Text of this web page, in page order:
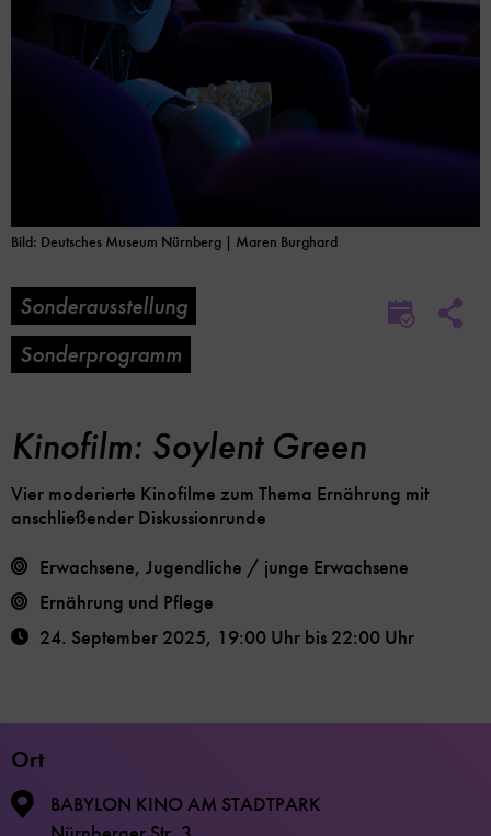
Bild: Deutsches Museum Nürnberg | Maren Burghard
Sonderausstellung
Sonderprogramm
Kinofilm: Soylent Green
Vier moderierte Kinofilme zum Thema Ernährung mit
anschließender Diskussionrunde
Erwachsene, Jugendliche / junge Erwachsene
Ernährung und Pflege
24. September 2025, 19:00 Uhr bis 22:00 Uhr
Ort
BABYLON KINO AM STADTPARK